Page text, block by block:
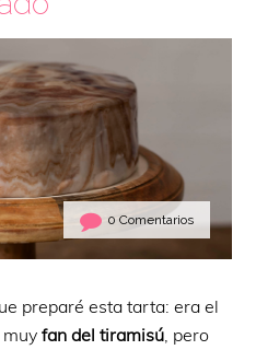
0 Comentarios
preparé esta tarta: era el
muyfan del tiramisú , pero